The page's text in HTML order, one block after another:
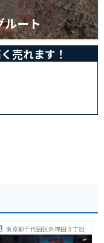
ルート
売れます！
東京都千代田区外神田３丁目１
０−５